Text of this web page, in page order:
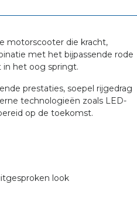
motorscooter die kracht,
met het bijpassende rode
in het oog springt.
prestaties, soepel rijgedrag
technologieën zoals LED-
op de toekomst.
look